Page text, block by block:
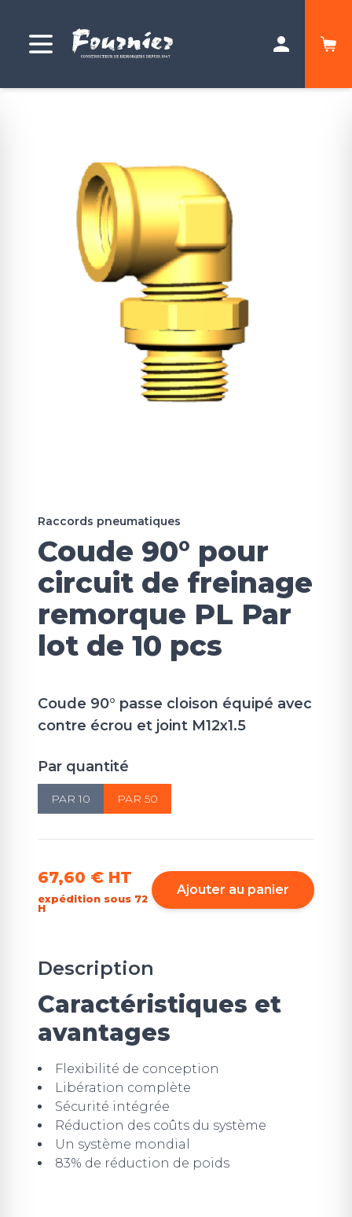
Raccords pneumatiques
Coude 90° pour
circuit de freinage
remorque PL Par
lot de 10 pcs
Coude 90° passe cloison équipé avec
contre écrou et joint M12x1.5
Par quantité
PAR 10 PAR 50
67,60 € HT
expédition sous 72
H
Ajouter au panier
Description
Caractéristiques et
avantages
Flexibilité de conception
Libération complète
Sécurité intégrée
Réduction des coûts du système
Un système mondial
83% de réduction de poids